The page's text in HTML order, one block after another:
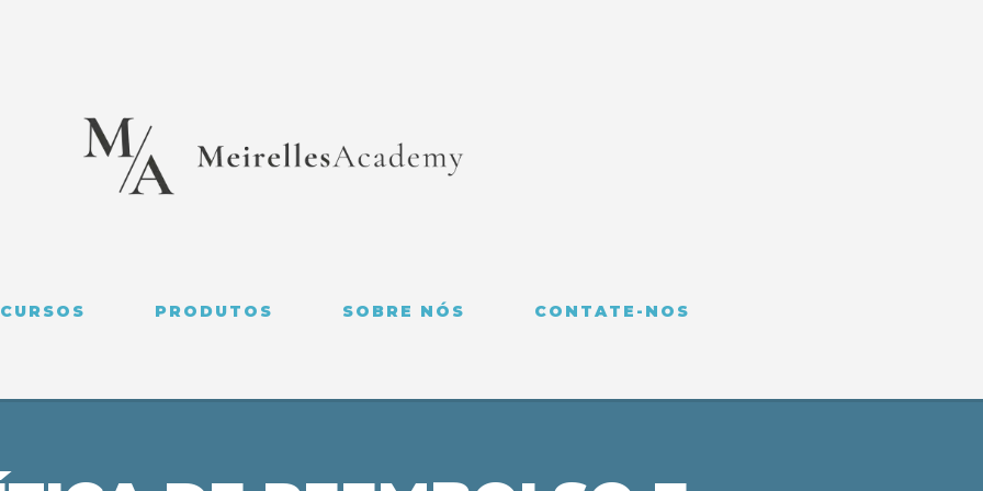
CURSOS PRODUTOS SOBRE NÓS CONTATE-NOS